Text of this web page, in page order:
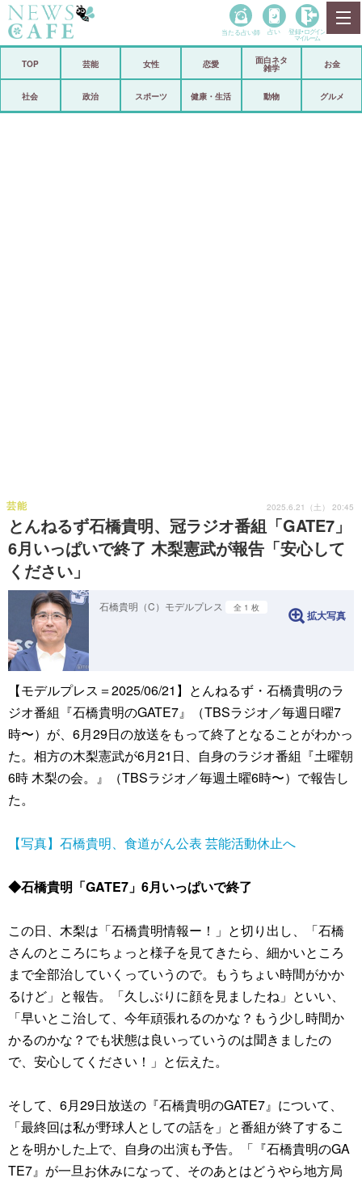
政治
当たる占い師 占い 登録• ログイン
マイルーム
TOP 芸能 女性 恋愛
面白ネタ
雑学
お金
社会 政治 スポーツ 健康・生活 動物 グルメ
とんねるず石橋貴明、冠ラジオ番組「GATE7」
6月いっぱいで終了 木梨憲武が報告「安心して
ください」
芸能 2025.6.21（土） 20:45
石橋貴明（C）モデルプレス 全 1 枚
拡大写真
【モデルプレス＝2025/06/21】とんねるず・石橋貴明のラ
ジオ番組『石橋貴明のGATE7』（TBSラジオ／毎週日曜7
時〜）が、6月29日の放送をもって終了となることがわかっ
た。相方の木梨憲武が6月21日、自身のラジオ番組『土曜朝
6時 木梨の会。』（TBSラジオ／毎週土曜6時〜）で報告し
た。
【写真】石橋貴明、食道がん公表 芸能活動休止へ
◆石橋貴明「GATE7」6月いっぱいで終了
この日、木梨は「石橋貴明情報ー！」と切り出し、「石橋
さんのところにちょっと様子を見てきたら、細かいところ
まで全部治していくっていうので。もうちょい時間がかか
るけど」と報告。「久しぶりに顔を見ましたね」といい、
「早いとこ治して、今年頑張れるのかな？もう少し時間か
かるのかな？でも状態は良いっていうのは聞きましたの
で、安心してください！」と伝えた。
そして、6月29日放送の『石橋貴明のGATE7』について、
「最終回は私が野球人としての話を」と番組が終了するこ
とを明かした上で、自身の出演も予告。「『石橋貴明のGA
TE7』が一旦お休みになって、そのあとはどうやら地方局